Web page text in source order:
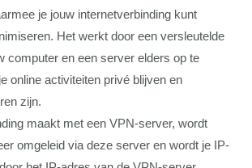
je jouw internetverbinding kunt
Het werkt door een versleutelde
computer en een server elders op te
online activiteiten privé blijven en
zijn.
maakt met een VPN-server, wordt
omgeleid via deze server en wordt je IP-